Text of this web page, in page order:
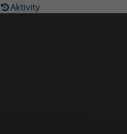
Aktivity